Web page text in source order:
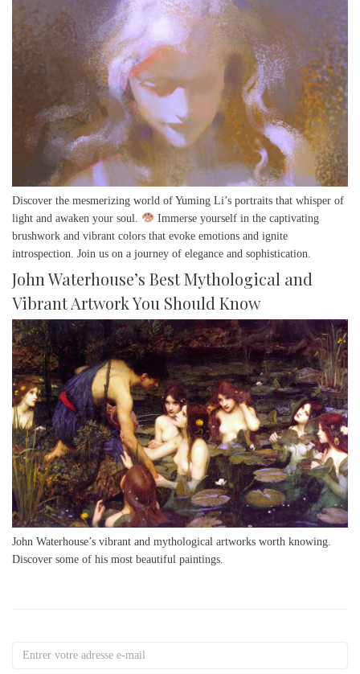
Discover the mesmerizing world of Yuming Li’s portraits that whisper of
light and awaken your soul.
Immerse yourself in the captivating
brushwork and vibrant colors that evoke emotions and ignite
introspection. Join us on a journey of elegance and sophistication.
John Waterhouse’s Best Mythological and
Vibrant Artwork You Should Know
John Waterhouse’s vibrant and mythological artworks worth knowing.
Discover some of his most beautiful paintings.